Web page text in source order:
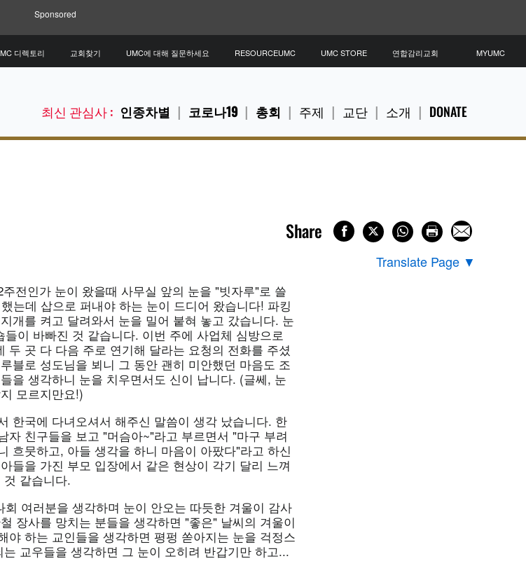
Sponsored
최신 관심사 : 인종차별 코로나19 총회 주제 교단 소개 DONATE
디렉토리 교회찾기 UMC에 대해 질문하세요 RESOURCEUMC UMC STORE 연합감리교회 MYUMC
Share
Translate Page ▼
전인가 눈이 왔을때 사무실 앞의 눈을 "빗자루"로 쓸
는데 삽으로 퍼내야 하는 눈이 드디어 왔습니다! 파킹
개를 켜고 달려와서 눈을 밀어 붙혀 놓고 갔습니다. 눈
이 바빠진 것 같습니다. 이번 주에 사업체 심방으로
두 곳 다 다음 주로 연기해 달라는 요청의 전화를 주셨
블로 성도님을 뵈니 그 동안 괜히 미안했던 마음도 조
을 생각하니 눈을 치우면서도 신이 납니다. (글쎄, 눈
모르지만요!)
한국에 다녀오셔서 해주신 말씀이 생각 났습니다. 한
자 친구들을 보고 "머슴아~"라고 부르면서 "마구 부려
흐뭇하고, 아들 생각을 하니 마음이 아팠다"라고 하신
들을 가진 부모 입장에서 같은 현상이 각기 달리 느껴
같습니다.
여러분을 생각하며 눈이 안오는 따듯한 겨울이 감사
장사를 망치는 분들을 생각하면 "좋은" 날씨의 겨울이
야 하는 교인들을 생각하면 평펑 쏟아지는 눈을 걱정스
교우들을 생각하면 그 눈이 오히려 반갑기만 하고...